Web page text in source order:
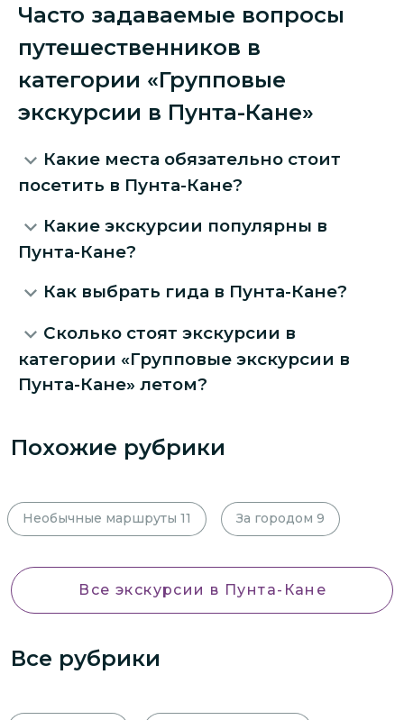
Часто задаваемые вопросы
путешественников в
категории «Групповые
экскурсии в Пунта-Кане»
Какие места обязательно стоит
посетить в Пунта-Кане?
Какие экскурсии популярны в
Пунта-Кане?
Как выбрать гида в Пунта-Кане?
Сколько стоят экскурсии в
категории «Групповые экскурсии в
Пунта-Кане» летом?
Похожие рубрики
Необычные маршруты 11 За городом 9
Все экскурсии в Пунта-Кане
Все рубрики